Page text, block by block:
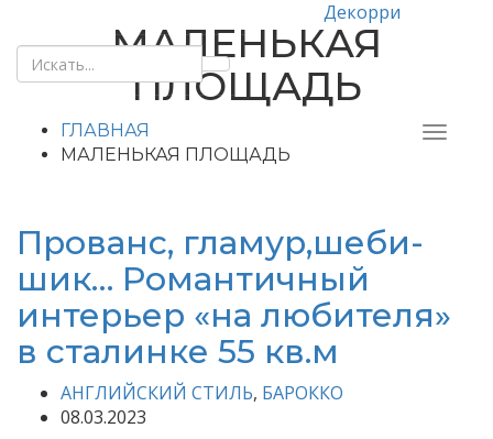
Декорри
МАЛЕНЬКАЯ
ПЛОЩАДЬ
ГЛАВНАЯ
МАЛЕНЬКАЯ ПЛОЩАДЬ
Прованс, гламур,шеби-
шик… Романтичный
интерьер «на любителя»
в сталинке 55 кв.м
АНГЛИЙСКИЙ СТИЛЬ, БАРОККО
08.03.2023